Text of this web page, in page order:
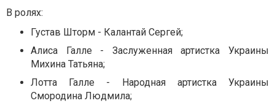
В ролях:
Густав Шторм - Калантай Сергей;
Алиса Галле - Заслуженная артистка Украины
Михина Татьяна;
Лотта Галле - Народная артистка Украины
Смородина Людмила;